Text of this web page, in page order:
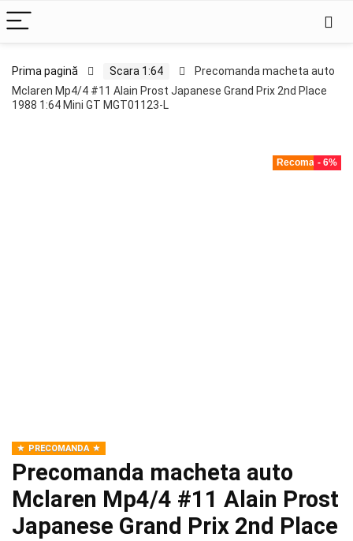
Prima pagină Scara 1:64
Precomanda macheta auto
Mclaren Mp4/4 #11 Alain Prost Japanese Grand Prix 2nd Place
1988 1:64 Mini GT MGT01123-L
Recomandat!
- 6%
PRECOMANDA
Precomanda macheta auto
Mclaren Mp4/4 #11 Alain Prost
Japanese Grand Prix 2nd Place